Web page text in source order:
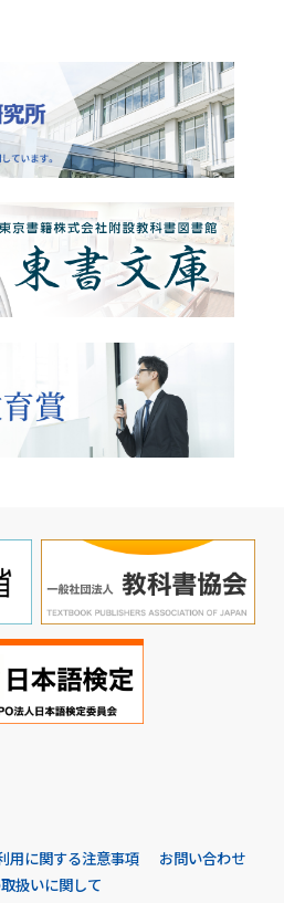
用に関する注意事項
お問い合わせ
扱いに関して